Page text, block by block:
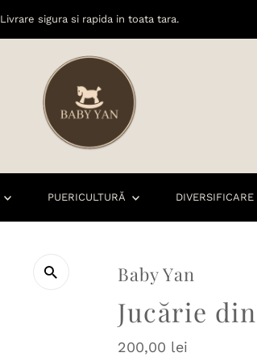
Livrare sigura si rapida in toata tara.
PUERICULTURĂ DIVERSIFICARE
Baby Yan
Jucărie
Preț
200,00 lei